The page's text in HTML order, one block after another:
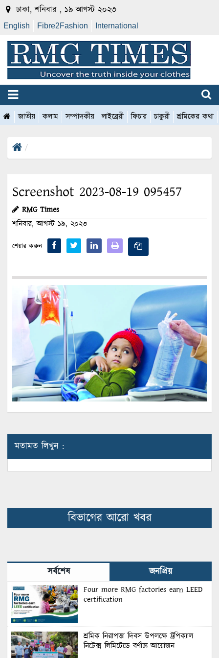
ঢাকা, শনিবার , ১৯ আগস্ট ২০২৩
English Fibre2Fashion International
জাতীয় কলাম সম্পাদকীয় লাইব্রেরী ফিচার চাকুরী শ্রমিকের কথা
Screenshot 2023-08-19 095457
RMG Times
শনিবার, আগস্ট ১৯, ২০২৩
শেয়ার করুন
মতামত লিখুন :
বিভাগের আরো খবর
সর্বশেষ জনপ্রিয়
Four more RMG factories earn LEED
certification
শ্রমিক নিরাপত্তা দিবস উপলক্ষে ট্রপিক্যাল
নিটেক্স লিমিটেডে বর্ণাঢ্য আয়োজন